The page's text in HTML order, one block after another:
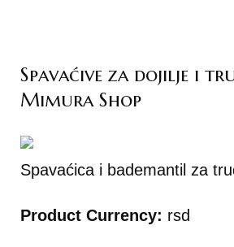
Spavaćive za dojilje i
Mimura Shop
Spavaćica i bademantil za
Product Currency: rsd